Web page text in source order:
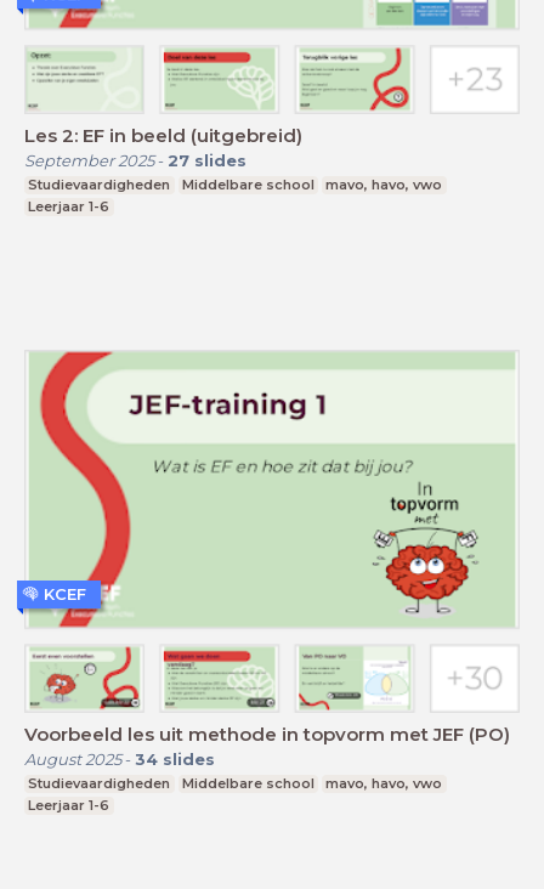
Les 2: EF in beeld (uitgebreid)
September 2025- 27 slides
Studievaardigheden Middelbare school
mavo, havo, vwo
Leerjaar 1-6
Voorbeeld les uit methode in topvorm met JEF (PO)
August 2025- 34 slides
Studievaardigheden Middelbare school
mavo, havo, vwo
Leerjaar 1-6
KCEF